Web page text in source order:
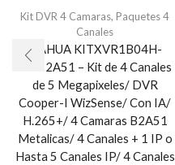
Kit DVR 4 Camaras, Paquetes 4
Canales
DAHUA KITXVR1B04H-
I+4B2A51 – Kit de 4 Canales
de 5 Megapixeles/ DVR
Cooper-I WizSense/ Con IA/
H.265+/ 4 Camaras B2A51
Metalicas/ 4 Canales + 1 IP o
Hasta 5 Canales IP/ 4 Canales